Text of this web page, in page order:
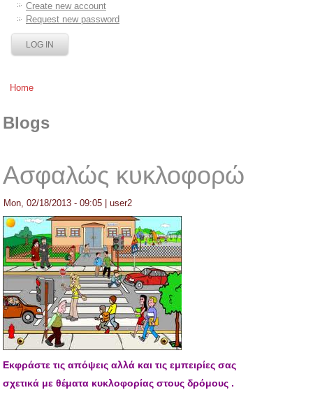
Create new account
Request new password
Home
Blogs
Ασφαλώς κυκλοφορώ
Mon, 02/18/2013 - 09:05 |user2
Εκφράστε τις απόψεις αλλά και τις εμπειρίες σας
σχετικά με θέματα κυκλοφορίας στους δρόμους .